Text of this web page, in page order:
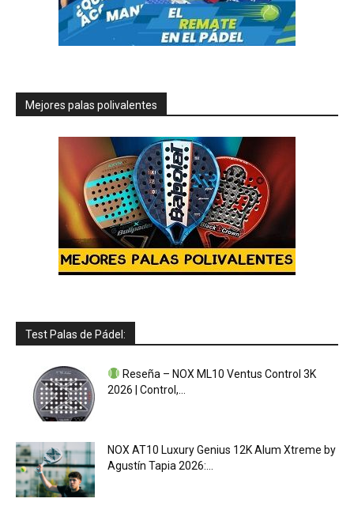
Mejores palas polivalentes
Test Palas de Pádel:
Reseña – NOX ML10 Ventus Control 3K
2026 | Control,...
NOX AT10 Luxury Genius 12K Alum Xtreme by
Agustín Tapia 2026:...